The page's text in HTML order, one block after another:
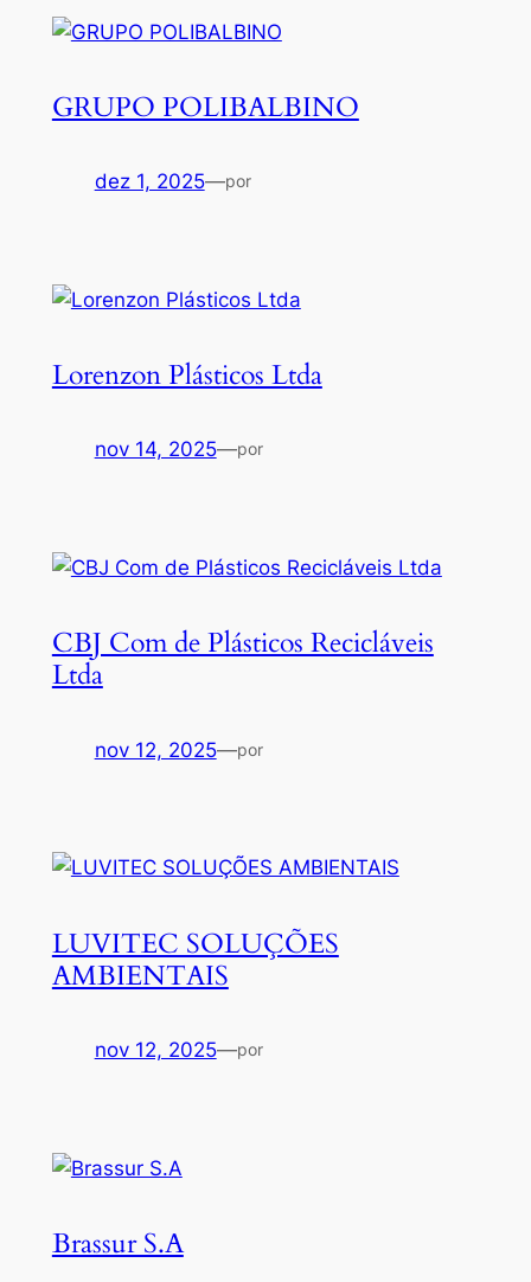
GRUPO POLIBALBINO
dez 1, 2025—por
Lorenzon Plásticos Ltda
nov 14, 2025—por
CBJ Com de Plásticos Recicláveis
Ltda
nov 12, 2025—por
LUVITEC SOLUÇÕES
AMBIENTAIS
nov 12, 2025—por
Brassur S.A